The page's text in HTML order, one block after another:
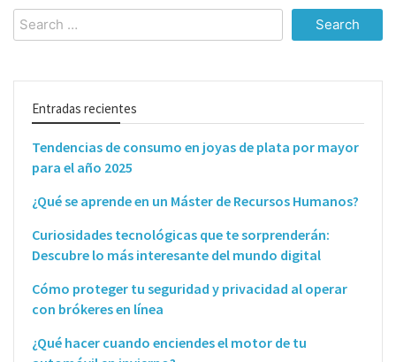
Search
for:
Entradas recientes
Tendencias de consumo en joyas de plata por mayor
para el año 2025
¿Qué se aprende en un Máster de Recursos Humanos?
Curiosidades tecnológicas que te sorprenderán:
Descubre lo más interesante del mundo digital
Cómo proteger tu seguridad y privacidad al operar
con brókeres en línea
¿Qué hacer cuando enciendes el motor de tu